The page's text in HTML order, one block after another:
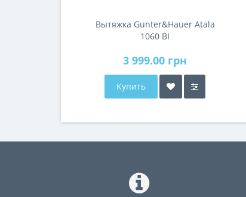
Вытяжка Gunter&Hauer Atala
1060 BI
3 999.00 грн
Купить